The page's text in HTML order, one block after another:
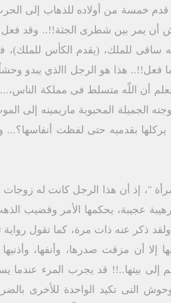
خمسة من أولاده للذهاب إلى الحرب)
يمر بين شطرى الجثة!!.. وقد فعل
ساقى للملك، (يقدم الكأس للملك)،
هذا هو الرجل االذي يبدو وحشاً
أن اللّه متسلط فى مملكة الناس،...
الجميلة المحبوبة ماريمينه إلى
يركلها بقدميه حتى لفظت
"، إذ أن هذا الرجل كانت له زوجات
عجيبة، يحكمها الأمر وقضيب
ذكر عنه ذات مرة، كما تقول رواية
إلا أن مزقت صدرها، وأنفها،
إلى بيتها..!! قد يجرب المرء عندما
التى تكيد الواحدة للأخرى